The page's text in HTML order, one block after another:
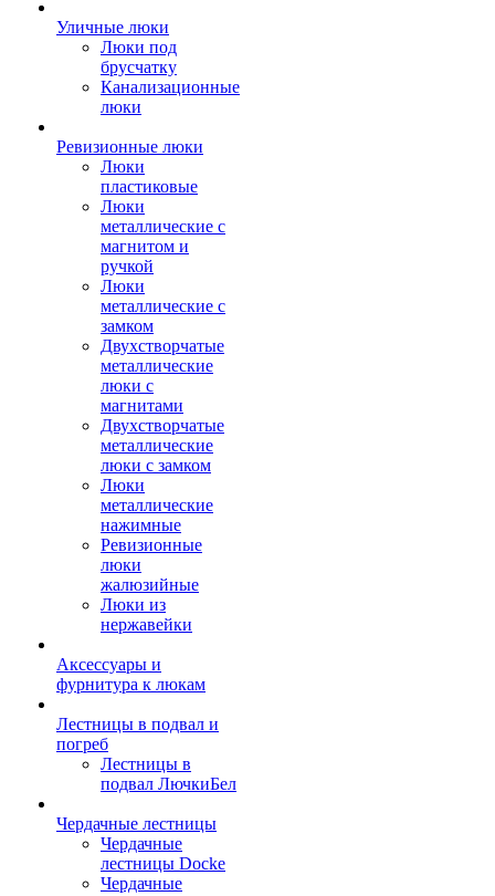
Уличные люки
Люки под
брусчатку
Канализационные
люки
Ревизионные люки
Люки
пластиковые
Люки
металлические с
магнитом и
ручкой
Люки
металлические с
замком
Двухстворчатые
металлические
люки с
магнитами
Двухстворчатые
металлические
люки с замком
Люки
металлические
нажимные
Ревизионные
люки
жалюзийные
Люки из
нержавейки
Аксессуары и
фурнитура к люкам
Лестницы в подвал и
погреб
Лестницы в
подвал ЛючкиБел
Чердачные лестницы
Чердачные
лестницы Docke
Чердачные